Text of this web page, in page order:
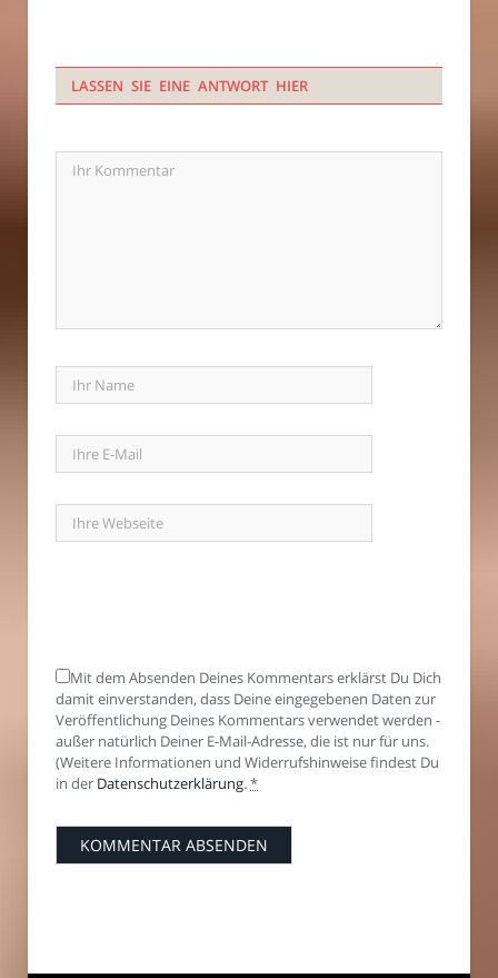
LASSEN SIE EINE ANTWORT HIER
Mit dem Absenden Deines Kommentars erklärst Du Dich
damit einverstanden, dass Deine eingegebenen Daten zur
Veröffentlichung Deines Kommentars verwendet werden -
außer natürlich Deiner E-Mail-Adresse, die ist nur für uns.
(Weitere Informationen und Widerrufshinweise findest Du
in der Datenschutzerklärung.*